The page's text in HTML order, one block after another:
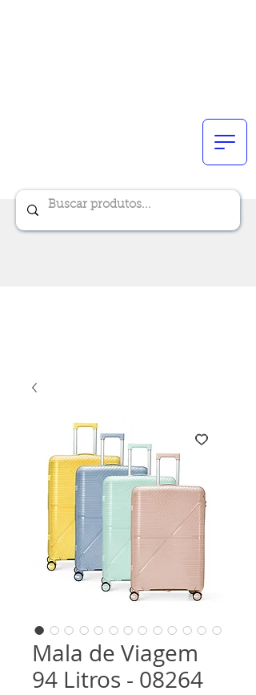
Mala de Viagem
94 Litros - 08264